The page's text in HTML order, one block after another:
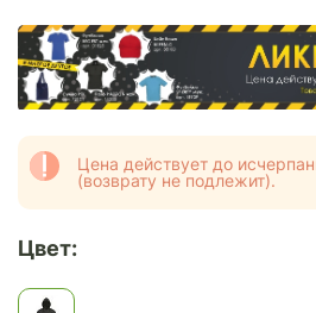
Цена действует до
(возврату не подлежит).
Цвет: